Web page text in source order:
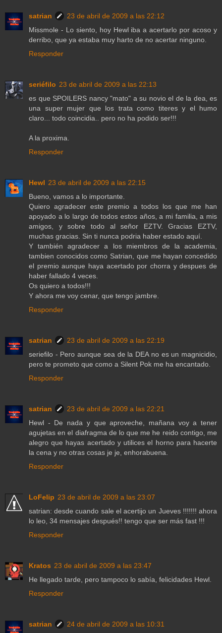
satrian
23 de abril de 2009 a las 22:12
Missmole - Lo siento, hoy Hewl iba a acertarlo por acoso y
derribo, que ya estaba muy harto de no acertar ninguno.
Responder
seriéfilo 23 de abril de 2009 a las 22:13
es que SPOILERS nancy "mato" a su novio el de la dea, es
una super mujer que los trata como titeres y el humo
claro... todo coincidia.. pero no ha podido ser!!!
A la proxima.
Responder
Hewl 23 de abril de 2009 a las 22:15
Bueno, vamos a lo importante.
Quiero agradecer este premio a todos los que me han
apoyado a lo largo de todos estos años, a mi familia, a mis
amigos, y sobre todo al señor EZTV. Gracias EZTV,
muchas gracias. Sin ti nunca podria haber estado aquí.
Y también agradecer a los miembros de la academia,
tambien conocidos como Satrian, que me hayan concedido
el premio aunque haya acertado por chorra y despues de
haber fallado 4 veces.
Os quiero a todos!!!
Y ahora me voy cenar, que tengo jambre.
Responder
satrian
23 de abril de 2009 a las 22:19
seriefilo - Pero aunque sea de la DEA no es un magnicidio,
pero te prometo que como a Silent Pok me ha encantado.
Responder
satrian
23 de abril de 2009 a las 22:21
Hewl - De nada y que aproveche, mañana voy a tener
agujetas en el diafragma de lo que me he reido contigo, me
alegro que hayas acertado y utilices el horno para hacerte
la cena y no otras cosas je je, enhorabuena.
Responder
LoFelip 23 de abril de 2009 a las 23:07
satrian: desde cuando sale el acertijo un Jueves !!!!!!! ahora
lo leo, 34 mensajes después!! tengo que ser más fast !!!
Responder
Kratos 23 de abril de 2009 a las 23:47
He llegado tarde, pero tampoco lo sabía, felicidades Hewl.
Responder
satrian
24 de abril de 2009 a las 10:31